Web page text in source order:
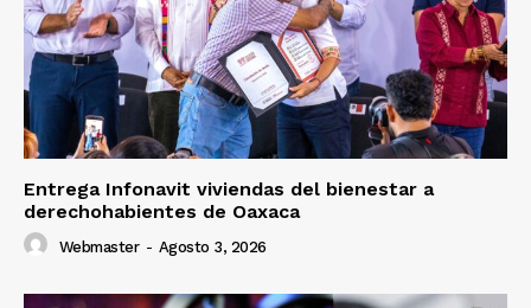
Entrega Infonavit viviendas del bienestar a
derechohabientes de Oaxaca
Webmaster - Agosto 3, 2026